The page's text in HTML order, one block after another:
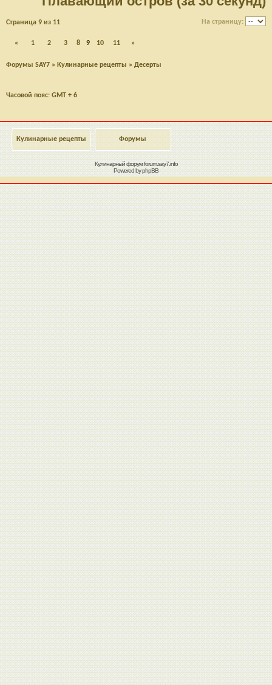
На страницу:
Страница 9 из 11
« 1 2 3 8 9 10 11 »
Форумы SAY7 » Кулинарные рецепты » Десерты
Часовой пояс: GMT + 6
Кулинарные рецепты Форумы
Кулинарный форумforum.say7.info
Powered byphpBB